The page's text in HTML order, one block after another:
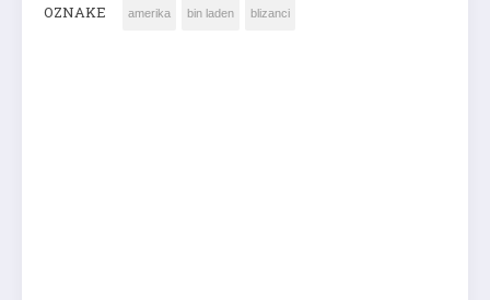
OZNAKE amerika bin laden blizanci